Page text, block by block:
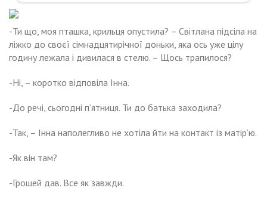
-Ти що, моя пташка, крильця опустила? – Світлана підсіла на
ліжко до своєї сімнадцятирічної доньки, яка ось уже цілу
годину лежала і дивилася в стелю. – Щось трапилося?
-Ні, – коротко відповіла Інна.
-До речі, сьогодні п’ятниця. Ти до батька заходила?
-Так, – Інна наполегливо не хотіла йти на контакт із матір’ю.
-Як він там?
-Грошей дав. Все як завжди.